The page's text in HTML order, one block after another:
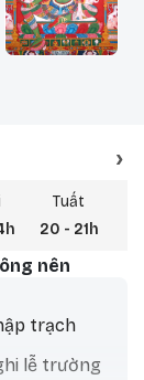
›
Tuất
20 - 21h
nên
trạch
lễ trường